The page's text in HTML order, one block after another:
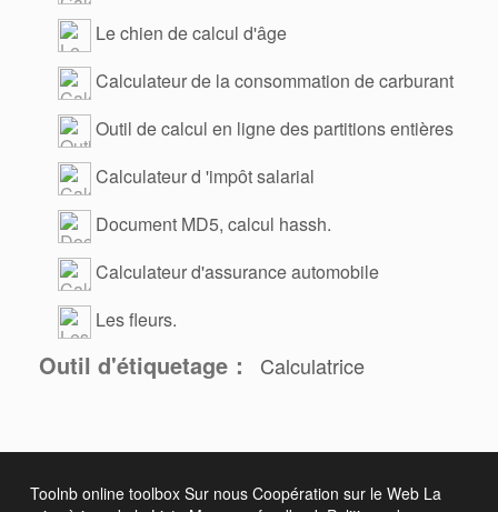
Le chien de calcul d'âge
Calculateur de la consommation de carburant
Outil de calcul en ligne des partitions entières
Calculateur d 'impôt salarial
Document MD5, calcul hassh.
Calculateur d'assurance automobile
Les fleurs.
Outil d'étiquetage： Calculatrice
Toolnb online toolbox Sur nous Coopération sur le Web La